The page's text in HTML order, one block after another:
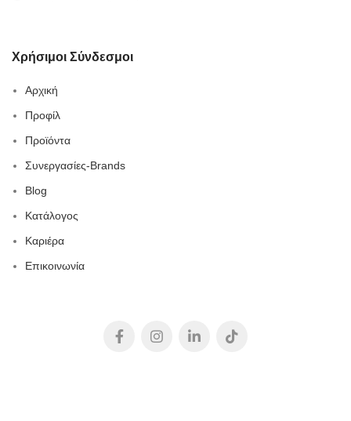
Χρήσιμοι Σύνδεσμοι
Αρχική
Προφίλ
Προϊόντα
Συνεργασίες-Brands
Blog
Κατάλογος
Καριέρα
Επικοινωνία